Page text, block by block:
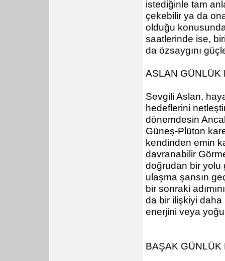
istediğinle tam
çekebilir ya da
olduğu
saatlerinde ise,
da özsaygını
ASLAN GÜNLÜK
Sevgili Aslan,
hedeflerini
dönemdesin
Güneş-Plüton
kendinden emin
davranabilir
doğrudan bir yolu
ulaşma şansın
bir sonraki
da bir ilişkiyi daha
enerjini veya
BAŞAK